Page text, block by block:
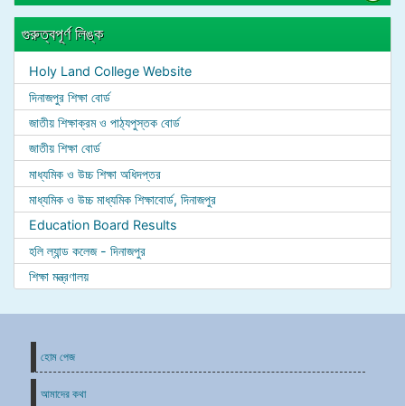
গুরুত্বপূর্ণ লিঙ্ক
Holy Land College Website
দিনাজপুর শিক্ষা বোর্ড
জাতীয় শিক্ষাক্রম ও পাঠ্যপুস্তক বোর্ড
জাতীয় শিক্ষা বোর্ড
মাধ্যমিক ও উচ্চ শিক্ষা অধিদপ্তর
মাধ্যমিক ও উচ্চ মাধ্যমিক শিক্ষাবোর্ড, দিনাজপুর
Education Board Results
হলি ল্যান্ড কলেজ - দিনাজপুর
শিক্ষা মন্ত্রণালয়
হোম পেজ
আমাদের কথা